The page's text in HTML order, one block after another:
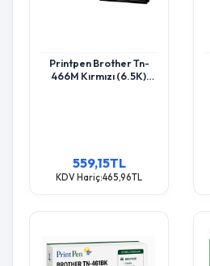
Printpen Brother Tn-
466M Kırmızı (6.5K)
559,15TL
KDV Hariç:465,96TL